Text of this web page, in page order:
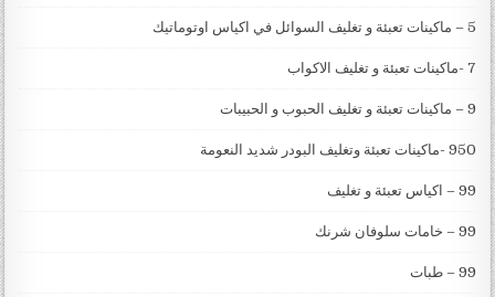
5 – ماكينات تعبئة و تغليف السوائل في اكياس اوتوماتيك
7 -ماكينات تعبئة و تغليف الاكواب
9 – ماكينات تعبئة و تغليف الحبوب و الحبيبات
950 -ماكينات تعبئة وتغليف البودر شديد النعومة
99 – اكياس تعبئة و تغليف
99 – خامات سلوفان شرنك
99 – طبات